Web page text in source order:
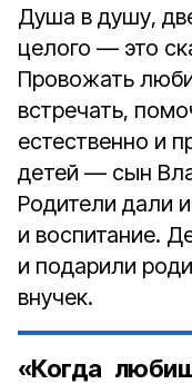
Душа в душу,
целого — это
Провожать
встречать,
естественно и
детей — сын
Родители дали
и воспитание.
и подарили
внучек.
«Когда